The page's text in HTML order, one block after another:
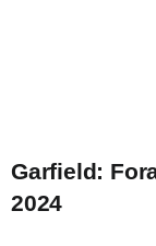
Garfield:
2024